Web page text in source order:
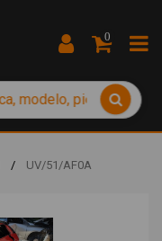
0
/ UV/51/AF0A